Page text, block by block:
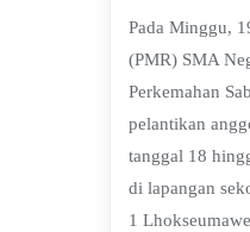
Pada Minggu,
(PMR) SMA
Perkemahan
pelantikan
tanggal 18
di lapangan
1